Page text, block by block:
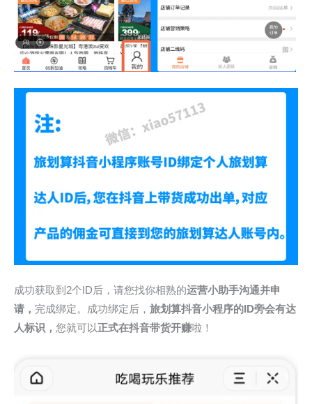
成功获取到2个ID后，请您找你相熟的运营小助手沟通并申
请， 完成绑定。成功绑定后， 旅划算抖音小程序的ID旁会有达
人标识 ， 您就可以正式在抖音带货开赚啦！